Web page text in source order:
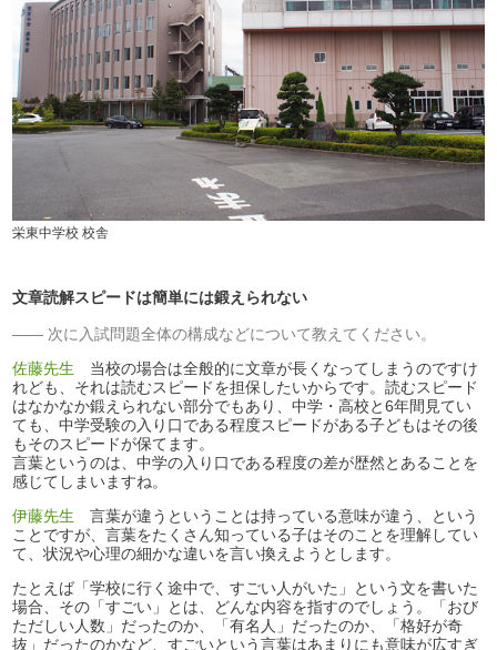
栄東中学校 校舎
文章読解スピードは簡単には鍛えられない
次に入試問題全体の構成などについて教えてください。
佐藤先生 当校の場合は全般的に文章が長くなってしまうのですけ
れども、それは読むスピードを担保したいからです。読むスピード
はなかなか鍛えられない部分でもあり、中学・高校と6年間見てい
ても、中学受験の入り口である程度スピードがある子どもはその後
もそのスピードが保てます。
言葉というのは、中学の入り口である程度の差が歴然とあることを
感じてしまいますね。
伊藤先生 言葉が違うということは持っている意味が違う、という
ことですが、言葉をたくさん知っている子はそのことを理解してい
て、状況や心理の細かな違いを言い換えようとします。
たとえば「学校に行く途中で、すごい人がいた」という文を書いた
場合、その「すごい」とは、どんな内容を指すのでしょう。「おび
ただしい人数」だったのか、「有名人」だったのか、「格好が奇
抜」だったのかなど、すごいという言葉はあまりにも意味が広すぎ